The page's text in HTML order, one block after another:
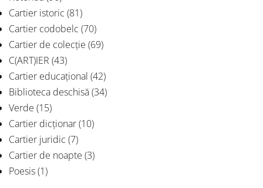
Cartier istoric (81)
Cartier codobelc (70)
Cartier de colecție (69)
C(ART)IER (43)
Cartier educațional (42)
Biblioteca deschisă(34)
Verde (15)
Cartier dicționar(10)
Cartier juridic (7)
Cartier de noapte (3)
Poesis(1)